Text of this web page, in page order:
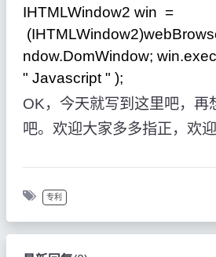
IHTMLWindow2 win =
ndow.DomWindow;
" Javascript " );
OK，今天就写到这里吧，再
吧。欢迎大家多多指正，欢迎
专利